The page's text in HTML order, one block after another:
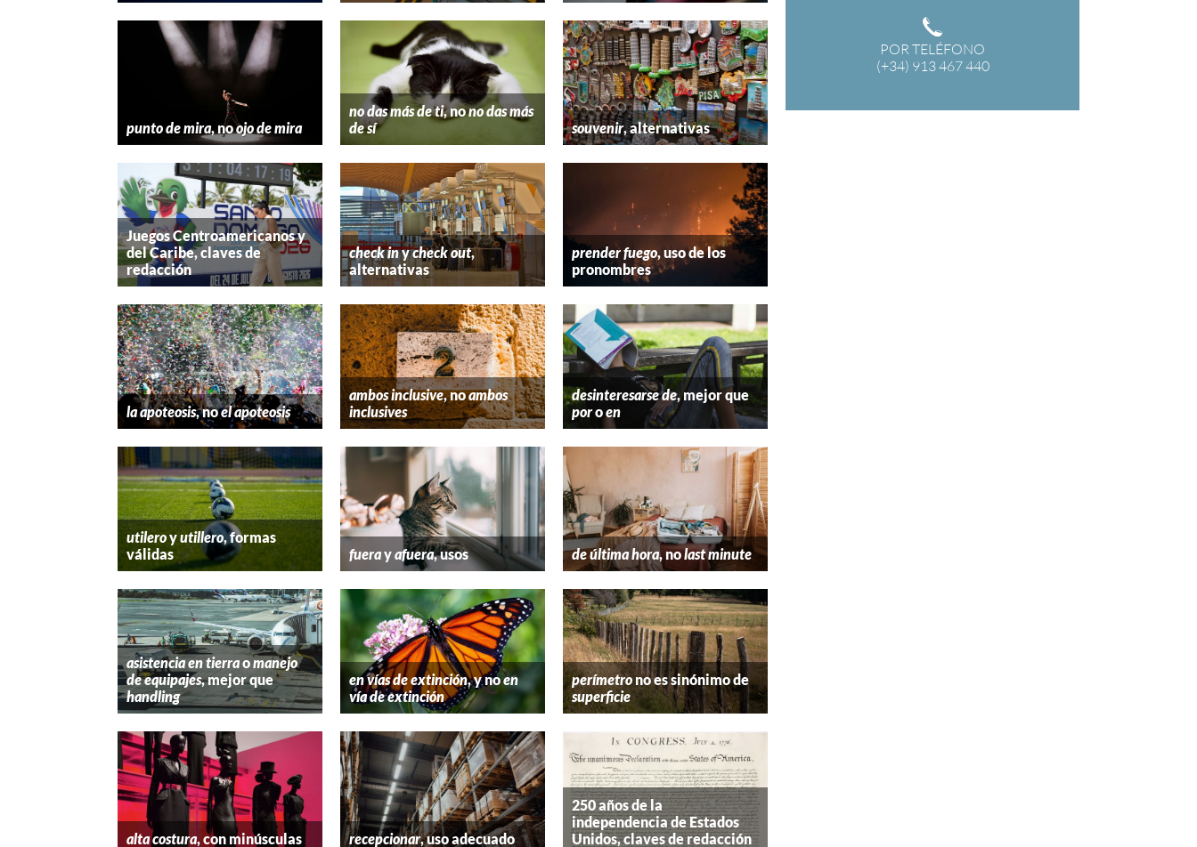
POR TELÉFONO
(+34) 913 467 440
punto de mira, noojo de mira
no das más de ti, nono das más
de sí
souvenir, alternativas
Juegos Centroamericanos y
del Caribe, claves de
redacción
check inycheck out,
alternativas
prender fuego, uso de los
pronombres
la apoteosis, noel apoteosis
ambos inclusive, noambos
inclusives
desinteresarse de, mejor que
poroen
utileroyutillero, formas
válidas
fuerayafuera, usos de última hora, nolast minute
asistencia en tierraomanejo
de equipajes, mejor que
handling
en vías de extinción, y noen
vía de extinción
perímetrono es sinónimo de
superficie
alta costura, con minúsculas recepcionar, uso adecuado
250 años de la
independencia de Estados
Unidos, claves de redacción